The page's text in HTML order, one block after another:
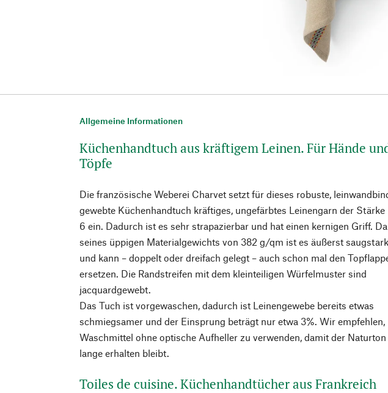
Allgemeine Informationen
Küchenhandtuch aus kräftigem Leinen. Für Hände
Töpfe
Die französische Weberei Charvet setzt für dieses robuste,
gewebte Küchenhandtuch kräftiges, ungefärbtes Leinengarn der Stärke
6 ein. Dadurch ist es sehr strapazierbar und hat einen kernigen Griff.
seines üppigen Materialgewichts von 382 g/qm ist es äußerst saugstark
und kann – doppelt oder dreifach gelegt – auch schon mal den
ersetzen. Die Randstreifen mit dem kleinteiligen Würfelmuster sind
jacquardgewebt.
Das Tuch ist vorgewaschen, dadurch ist Leinengewebe bereits etwas
schmiegsamer und der Einsprung beträgt nur etwa 3%. Wir empfehlen,
Waschmittel ohne optische Aufheller zu verwenden, damit der Naturton
lange erhalten bleibt.
Toiles de cuisine. Küchenhandtücher aus Frankreich